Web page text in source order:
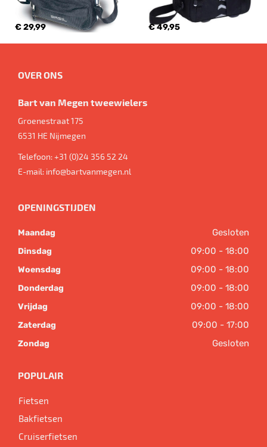
€ 29,99 € 49,95
OVER ONS
Bart van Megen tweewielers
Groenestraat 175
6531 HE Nijmegen
Telefoon:+31 (0)24 356 52 24
E-mail: info@bartvanmegen.nl
OPENINGSTIJDEN
Maandag Gesloten
Dinsdag 09:00 - 18:00
Woensdag 09:00 - 18:00
Donderdag 09:00 - 18:00
Vrijdag 09:00 - 18:00
Zaterdag 09:00 - 17:00
Zondag Gesloten
POPULAIR
Fietsen
Bakfietsen
Cruiserfietsen